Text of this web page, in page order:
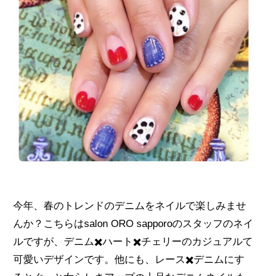
今年、春のトレンドのデニムをネイルで楽しみませ
んか？こちらはsalon ORO sapporoのスタッフのネイ
ルですが、デニム✖️ハート✖️チェリーのカジュアルて
可愛いデザインです。他にも、レース✖️デニムにす